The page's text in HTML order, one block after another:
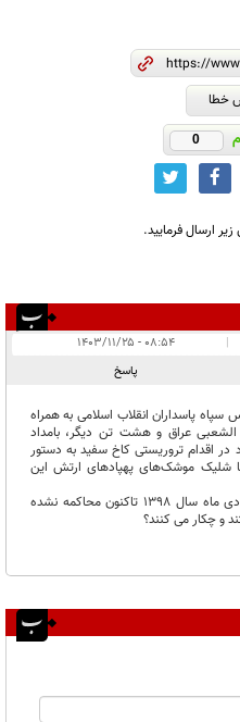
خطا
0
ارسال فرمایید.
|
۰۸:۵۴ - ۱۴۰۳/۱۱/۲۵
پاسخ
سپاه پاسداران انقلاب اسلامی به همراه
عراق و هشت تن دیگر، بامداد
بغداد در اقدام تروریستی کاخ سفید به دستور
شلیک موشک‌های پهپادهای ارتش این
سوال اینجاست که پس چرا ترامپ از ۱۳ دی ماه سال ۱۳۹۸ تاکنون محاکمه نشده
و چکار می کنند؟